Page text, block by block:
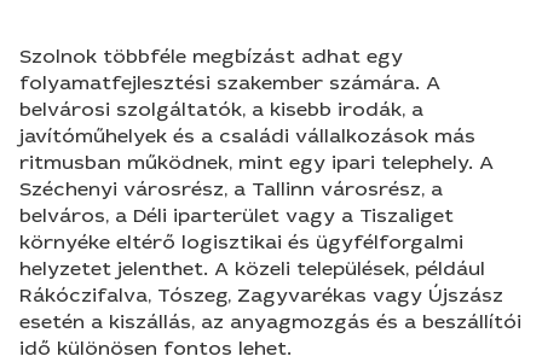
Szolnok többféle megbízást adhat egy
folyamatfejlesztési szakember számára. A
belvárosi szolgáltatók, a kisebb irodák, a
javítóműhelyek és a családi vállalkozások más
ritmusban működnek, mint egy ipari telephely. A
Széchenyi városrész, a Tallinn városrész, a
belváros, a Déli iparterület vagy a Tiszaliget
környéke eltérő logisztikai és ügyfélforgalmi
helyzetet jelenthet. A közeli települések, például
Rákóczifalva, Tószeg, Zagyvarékas vagy Újszász
esetén a kiszállás, az anyagmozgás és a beszállítói
idő különösen fontos lehet.